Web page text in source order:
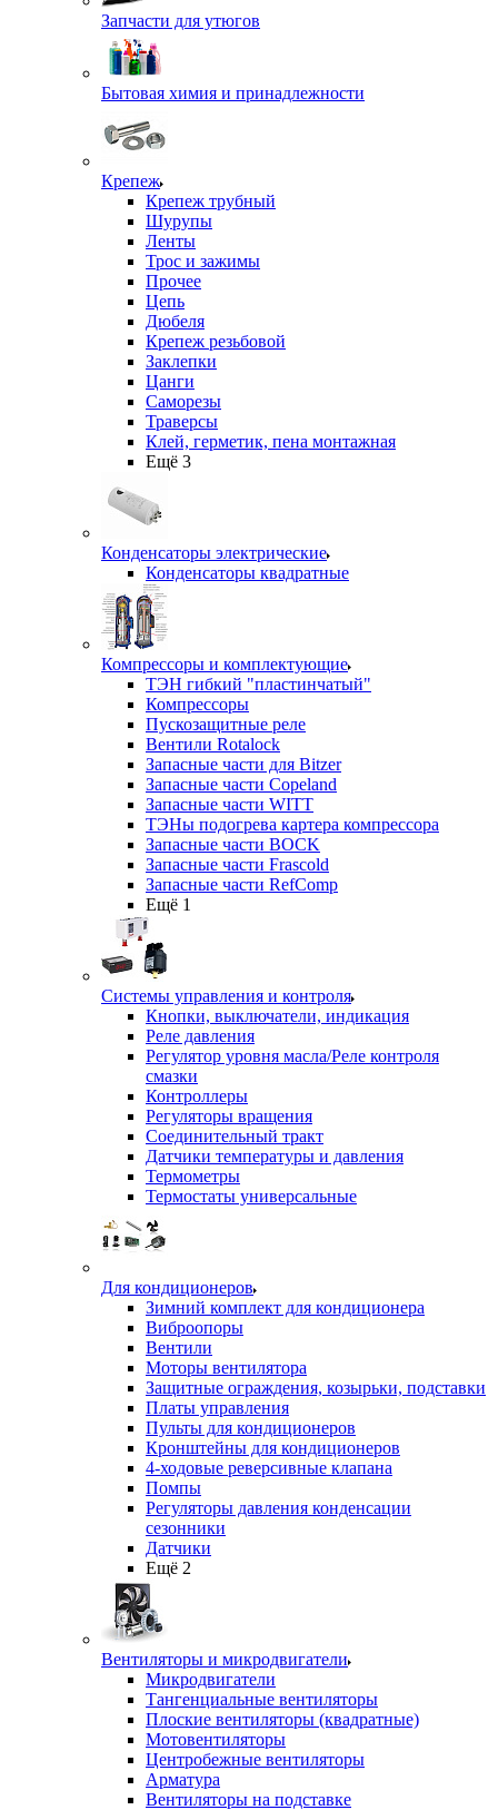
Запчасти для утюгов
Бытовая химия и принадлежности
Крепеж
Крепеж трубный
Шурупы
Ленты
Трос и зажимы
Прочее
Цепь
Дюбеля
Крепеж резьбовой
Заклепки
Цанги
Саморезы
Траверсы
Клей, герметик, пена монтажная
Ещё 3
Конденсаторы электрические
Конденсаторы квадратные
Компрессоры и комплектующие
ТЭН гибкий "пластинчатый"
Компрессоры
Пускозащитные реле
Вентили Rotalock
Запасные части для Bitzer
Запасные части Copeland
Запасные части WITT
ТЭНы подогрева картера компрессора
Запасные части BOCK
Запасные части Frascold
Запасные части RefComp
Ещё 1
Системы управления и контроля
Кнопки, выключатели, индикация
Реле давления
Регулятор уровня масла/Реле контроля
смазки
Контроллеры
Регуляторы вращения
Соединительный тракт
Датчики температуры и давления
Термометры
Термостаты универсальные
Для кондиционеров
Зимний комплект для кондиционера
Виброопоры
Вентили
Моторы вентилятора
Защитные ограждения, козырьки, подставки
Платы управления
Пульты для кондиционеров
Кронштейны для кондиционеров
4-ходовые реверсивные клапана
Помпы
Регуляторы давления конденсации
сезонники
Датчики
Ещё 2
Вентиляторы и микродвигатели
Микродвигатели
Тангенциальные вентиляторы
Плоские вентиляторы (квадратные)
Мотовентиляторы
Центробежные вентиляторы
Арматура
Вентиляторы на подставке